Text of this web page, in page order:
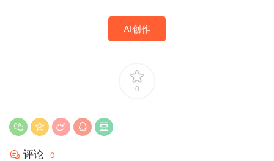
AI创作
0
评论 0